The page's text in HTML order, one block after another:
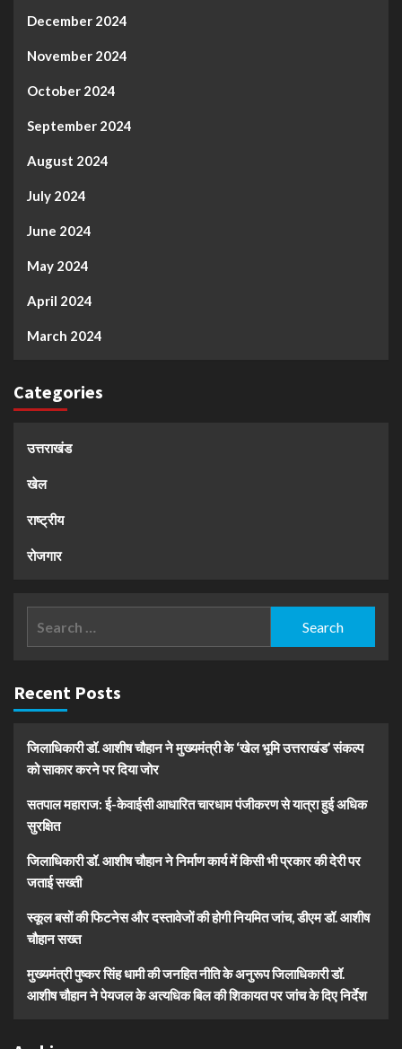
December 2024
November 2024
October 2024
September 2024
August 2024
July 2024
June 2024
May 2024
April 2024
March 2024
Categories
उत्तराखंड
खेल
राष्ट्रीय
रोजगार
Recent Posts
जिलाधिकारी डॉ. आशीष चौहान ने मुख्यमंत्री के ‘खेल भूमि उत्तराखंड’ संकल्प
को साकार करने पर दिया जोर
सतपाल महाराज: ई-केवाईसी आधारित चारधाम पंजीकरण से यात्रा हुई अधिक
सुरक्षित
जिलाधिकारी डॉ. आशीष चौहान ने निर्माण कार्य में किसी भी प्रकार की देरी पर
जताई सख्ती
स्कूल बसों की फिटनेस और दस्तावेजों की होगी नियमित जांच, डीएम डॉ. आशीष
चौहान सख्त
मुख्यमंत्री पुष्कर सिंह धामी की जनहित नीति के अनुरूप जिलाधिकारी डॉ.
आशीष चौहान ने पेयजल के अत्यधिक बिल की शिकायत पर जांच के दिए निर्देश